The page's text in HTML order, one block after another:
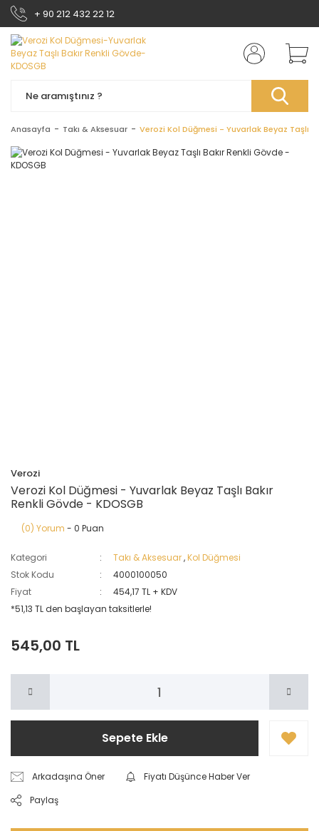
+ 90 212 432 22 12
Anasayfa Takı & Aksesuar Verozi Kol Düğmesi - Yuvarlak Beyaz Taşlı
Verozi
Verozi Kol Düğmesi - Yuvarlak Beyaz Taşlı Bakır
Renkli Gövde - KDOSGB
(0) Yorum - 0 Puan
Kategori Takı & Aksesuar,Kol Düğmesi
Stok Kodu
4000100050
Fiyat
454,17 TL + KDV
*51,13 TL den başlayan taksitlerle!
545,00 TL
Sepete Ekle
Arkadaşına Öner
Fiyatı Düşünce Haber Ver
Paylaş